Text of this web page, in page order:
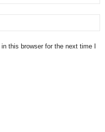
this browser for the next time I